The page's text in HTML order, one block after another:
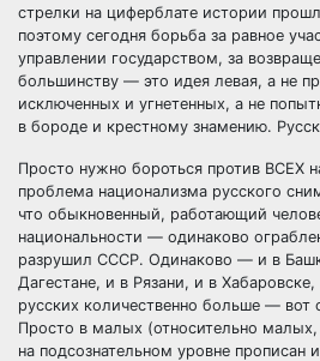
стрелки на циферблате истории
поэтому сегодня борьба за равное
управлении государством, за
большинству — это идея левая, а не
исключенных и угнетенных, а не
в бороде и крестному знамению.
Просто нужно бороться против ВСЕХ
проблема национализма русского
что обыкновенный, работающий
национальности — одинаково
разрушил СССР. Одинаково — и в
Дагестане, и в Рязани, и в
русских количественно больше —
Просто в малых (относительно малых,
на подсознательном уровне прописан